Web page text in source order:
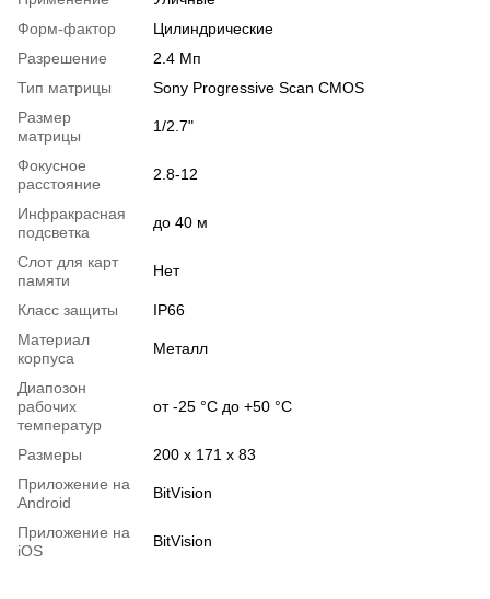
Форм-фактор
Цилиндрические
Разрешение
2.4 Мп
Тип матрицы
Sony Progressive Scan CMOS
Размер
матрицы
1/2.7"
Фокусное
расстояние
2.8-12
Инфракрасная
подсветка
до 40 м
Слот для карт
памяти
Нет
Класс защиты
IP66
Материал
корпуса
Металл
Диапозон
рабочих
температур
от -25 °C до +50 °C
Размеры
200 x 171 x 83
Приложение на
Android
BitVision
Приложение на
iOS
BitVision